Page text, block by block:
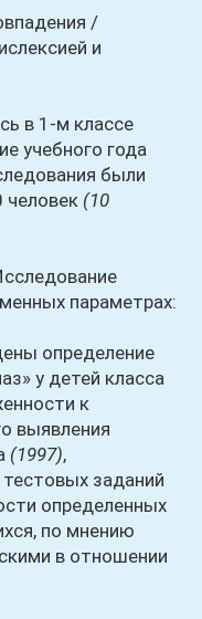
/
и
в 1-м классе
учебного года
были
человек (10
параметрах:
определение
у детей класса
к
выявления
(1997),
заданий
определенных
по мнению
в отношении